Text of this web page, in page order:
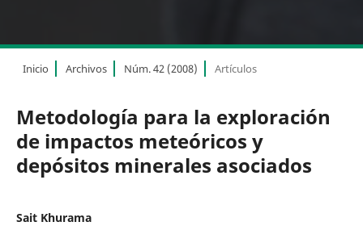
Inicio Archivos Núm. 42 (2008) Artículos
Metodología para la exploración
de impactos meteóricos y
depósitos minerales asociados
Sait Khurama